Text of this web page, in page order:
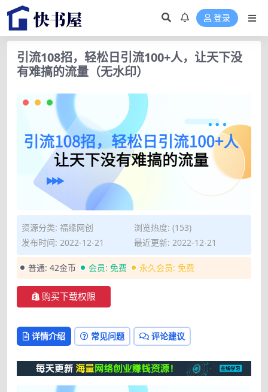
登录
引流108招，轻松日引流100+人，让天下没
有难搞的流量（无水印）
资源分类: 福缘网创
浏览热度: (153)
发布时间: 2022-12-21
最近更新: 2022-12-21
普通: 42金币 会员: 免费 永久会员: 免费
购买下载权限
详情介绍 常见问题 评论建议